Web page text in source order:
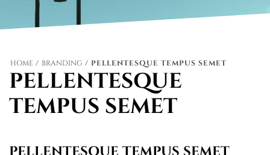
HOME / BRANDING / PELLENTESQUE TEMPUS SEMET
PELLENTESQUE
TEMPUS SEMET